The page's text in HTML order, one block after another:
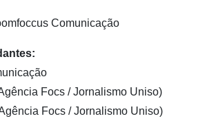
Comunicação
Focs / Jornalismo Uniso)
Focs / Jornalismo Uniso)